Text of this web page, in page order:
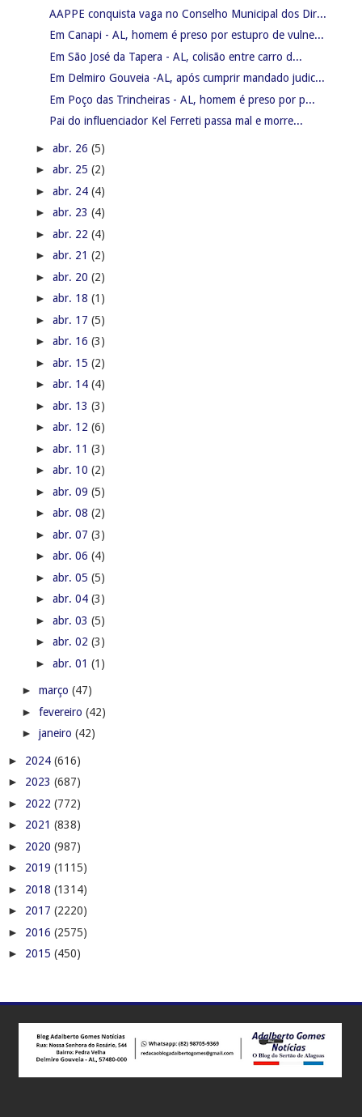
AAPPE conquista vaga no Conselho Municipal dos Dir...
Em Canapi - AL, homem é preso por estupro de vulne...
Em São José da Tapera - AL, colisão entre carro d...
Em Delmiro Gouveia -AL, após cumprir mandado judic...
Em Poço das Trincheiras - AL, homem é preso por p...
Pai do influenciador Kel Ferreti passa mal e morre...
► abr. 26 (5)
► abr. 25 (2)
► abr. 24 (4)
► abr. 23 (4)
► abr. 22 (4)
► abr. 21 (2)
► abr. 20 (2)
► abr. 18 (1)
► abr. 17 (5)
► abr. 16 (3)
► abr. 15 (2)
► abr. 14 (4)
► abr. 13 (3)
► abr. 12 (6)
► abr. 11 (3)
► abr. 10 (2)
► abr. 09 (5)
► abr. 08 (2)
► abr. 07 (3)
► abr. 06 (4)
► abr. 05 (5)
► abr. 04 (3)
► abr. 03 (5)
► abr. 02 (3)
► abr. 01 (1)
► março (47)
► fevereiro (42)
► janeiro (42)
► 2024 (616)
► 2023 (687)
► 2022 (772)
► 2021 (838)
► 2020 (987)
► 2019 (1115)
► 2018 (1314)
► 2017 (2220)
► 2016 (2575)
► 2015 (450)